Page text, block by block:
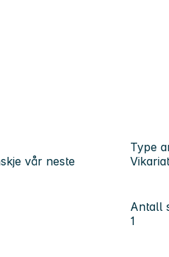
vår neste
Type
Antall
1